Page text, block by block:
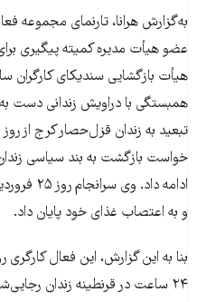
به‌گزارش هرانا، تارنمای مجموعه
عضو هيأت مديره کميته پيگيری
همبستگی با دراويش زندانی دست
خواست بازگشت به بند سياسی
ادامه
و به اعتصاب غذای خود پایان داد.